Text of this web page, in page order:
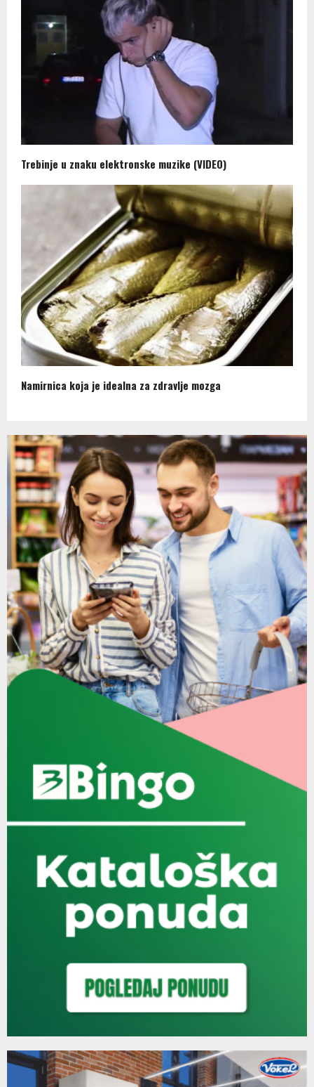
Trebinje u znaku elektronske muzike (VIDEO)
Namirnica koja je idealna za zdravlje mozga